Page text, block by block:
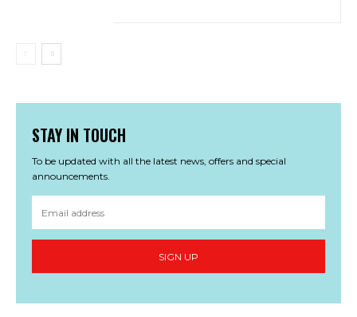
STAY IN TOUCH
To be updated with all the latest news, offers and special
announcements.
SIGN UP